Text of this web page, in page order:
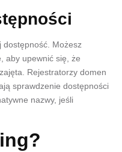
dostępność. Możesz
aby upewnić się, że
Rejestratorzy domen
sprawdzenie dostępności
nazwy, jeśli